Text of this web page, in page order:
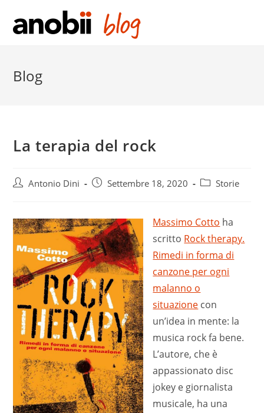
contenuto
Blog
La terapia del rock
PostAntonio Dini
PostSettembre 18, 2020
PostStorie
Massimo Cotto ha
scritto Rock therapy.
Rimedi in forma di
canzone per ogni
malanno o
situazione con
un’idea in mente: la
musica rock fa bene.
L’autore, che è
appassionato disc
jokey e giornalista
musicale, ha una